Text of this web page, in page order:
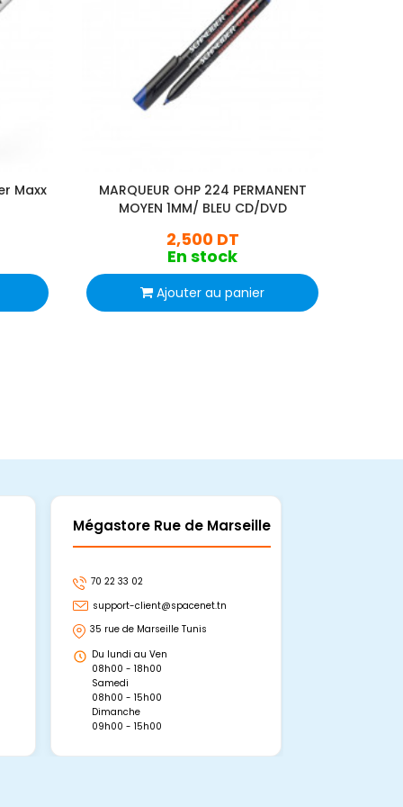
Maxx
MARQUEUR OHP 224 PERMANENT
MOYEN 1MM/ BLEU CD/DVD
2,500 DT
En stock
Ajouter au panier
Mégastore Rue de Marseille
70 22 33 02
support-client@spacenet.tn
35 rue de Marseille Tunis
Du lundi au Ven
08h00 - 18h00
Samedi
08h00 - 15h00
Dimanche
09h00 - 15h00